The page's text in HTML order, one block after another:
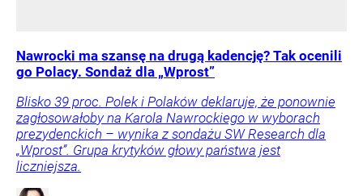
Nawrocki ma szansę na drugą kadencję? Tak ocenili
go Polacy. Sondaż dla „Wprost”
Blisko 39 proc. Polek i Polaków deklaruje, że ponownie
zagłosowałoby na Karola Nawrockiego w wyborach
prezydenckich – wynika z sondażu SW Research dla
„Wprost”. Grupa krytyków głowy państwa jest
liczniejsza.